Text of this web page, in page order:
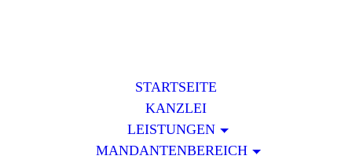
STARTSEITE
KANZLEI
LEISTUNGEN
MANDANTENBEREICH